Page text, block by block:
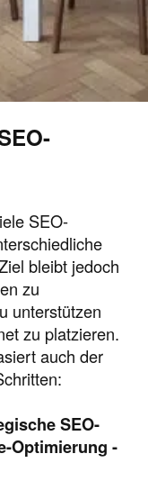
SEO-
bleibt jedoch
zu
unterstützen
zu platzieren.
auch der
SEO-
Optimierung -